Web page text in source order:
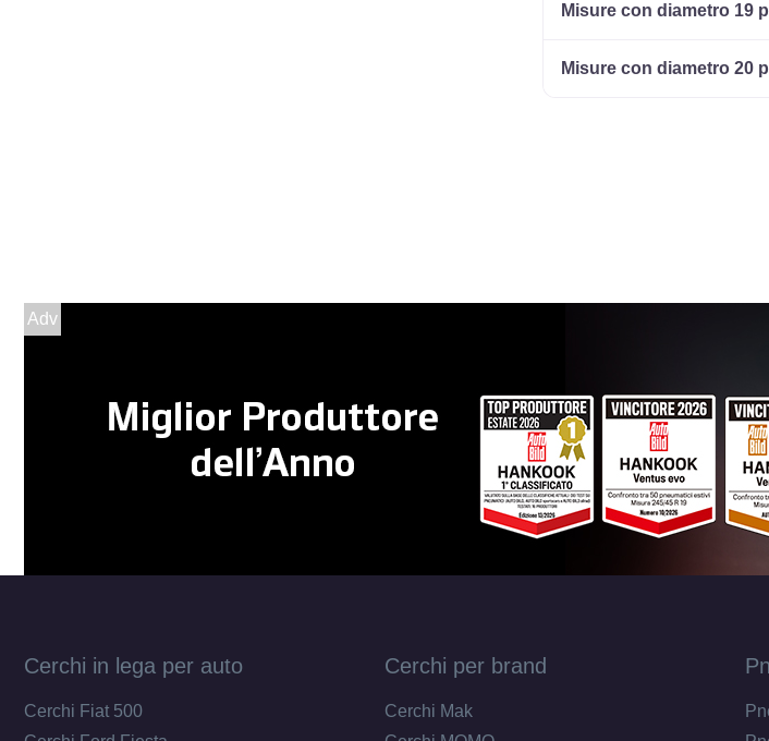
Misure con diametro 19
Misure con diametro 20
Adv
Cerchi in lega per auto
Cerchi Fiat 500
Cerchi per brand
Cerchi Mak